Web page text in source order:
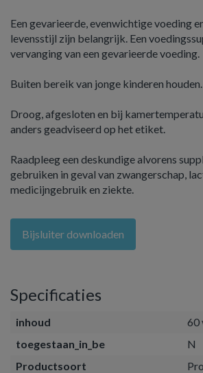
Een gevarieerde, evenwichtige voeding
levensstijl zijn belangrijk. Een
vervanging van een gevarieerde voeding.
Buiten bereik van jonge kinderen houden.
Droog, afgesloten en bij
anders geadviseerd op het etiket.
Raadpleeg een deskundige alvorens
gebruiken in geval van zwangerschap,
medicijngebruik en ziekte.
Bijsluiter downloaden
Specificaties
inhoud
60
toegestaan_in_be
N
Productsoort